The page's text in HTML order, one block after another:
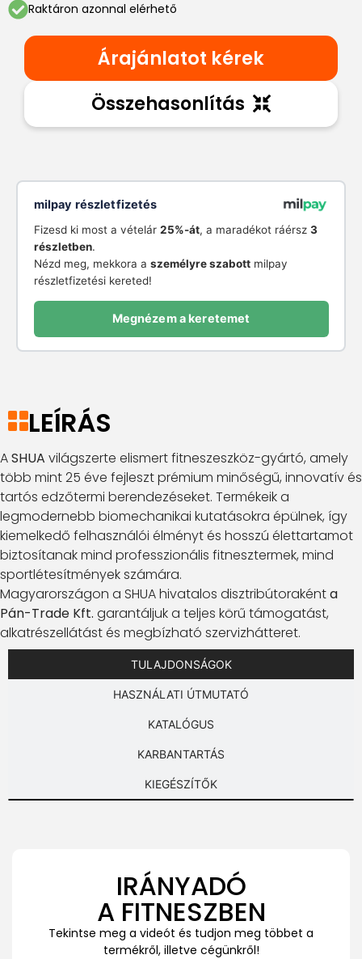
Raktáron azonnal elérhető
Árajánlatot kérek
Összehasonlítás
milpay részletfizetés
Fizesd ki most a vételár 25%-át, a maradékot ráérsz 3
részletben.
Nézd meg, mekkora a személyre szabottmilpay
részletfizetési kereted!
Megnézem a keretemet
LEÍRÁS
ASHUA világszerte elismert fitneszeszköz-gyártó, amely
több mint 25 éve fejleszt prémium minőségű, innovatív és
tartós edzőtermi berendezéseket. Termékeik a
legmodernebb biomechanikai kutatásokra épülnek, így
kiemelkedő felhasználói élményt és hosszú élettartamot
biztosítanak mind professzionális fitnesztermek, mind
sportlétesítmények számára.
Magyarországon a SHUA hivatalos disztribútorakénta
Pán-Trade Kft. garantáljuk a teljes körű támogatást,
alkatrészellátást és megbízható szervizhátteret.
TULAJDONSÁGOK
HASZNÁLATI ÚTMUTATÓ
KATALÓGUS
KARBANTARTÁS
KIEGÉSZÍTŐK
IRÁNYADÓ
A FITNESZBEN
Tekintse meg a videót és tudjon meg többet a
termékről, illetve cégünkről!